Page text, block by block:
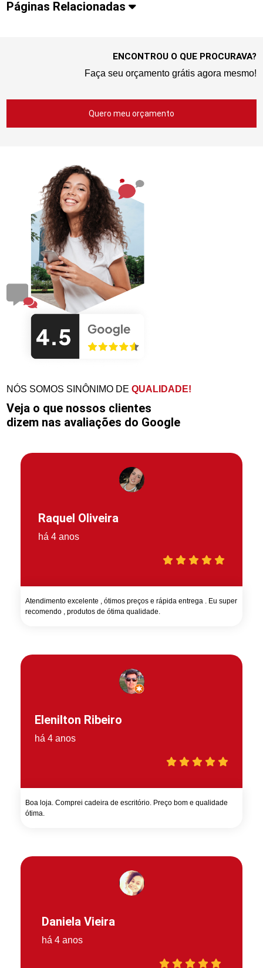
Páginas Relacionadas
ENCONTROU O QUE PROCURAVA?
Faça seu orçamento grátis agora mesmo!
Quero meu orçamento
NÓS SOMOS SINÔNIMO DEQUALIDADE!
Veja o que nossos clientes
dizem nas avaliações do Google
Raquel Oliveira
há 4 anos
Atendimento excelente , ótimos preços e rápida entrega . Eu super
recomendo , produtos de ótima qualidade.
Elenilton Ribeiro
há 4 anos
Boa loja. Comprei cadeira de escritório. Preço bom e qualidade
ótima.
Daniela Vieira
há 4 anos